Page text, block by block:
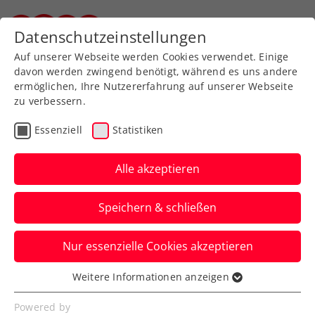
Aktuelle News
News filtern
Datenschutzeinstellungen
Auf unserer Webseite werden Cookies verwendet. Einige
davon werden zwingend benötigt, während es uns andere
ermöglichen, Ihre Nutzererfahrung auf unserer Webseite
zu verbessern.
Essenziell Statistiken
Alle akzeptieren
Speichern & schließen
Nur essenzielle Cookies akzeptieren
Essenziell
Essenzielle Cookies werden für grundlegende
Weitere Informationen anzeigen
Powered by